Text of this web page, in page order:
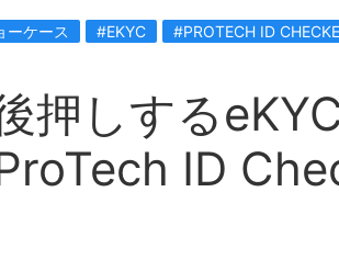
ーケース #EKYC #PROTECH ID
押しする
ID